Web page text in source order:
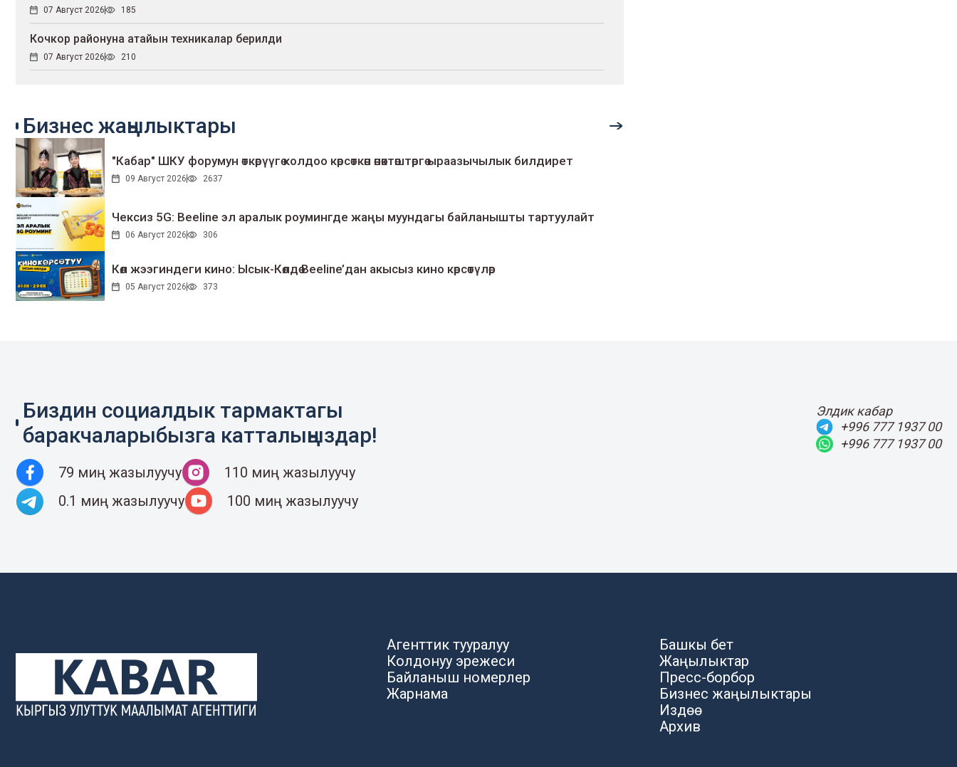
07 Август 2026 185
Кочкор районуна атайын техникалар берилди
07 Август 2026 210
Бизнес жаңылыктары
"Кабар" ШКУ форумун өткөрүүгө колдоо көрсөткөн өнөктөштөргө ыраазычылык билдирет
09 Август 2026 2637
Чексиз 5G: Beeline эл аралык роумингде жаңы муундагы байланышты тартуулайт
06 Август 2026 306
Көл жээгиндеги кино: Ысык-Көлдө Beeline’дан акысыз кино көрсөтүлөр
05 Август 2026 373
Биздин социалдык тармактагы
баракчаларыбызга катталыңыздар!
79 миң жазылуучу
110 миң жазылуучу
0.1 миң жазылуучу
100 миң жазылуучу
Элдик кабар
+996 777 1937 00
+996 777 1937 00
Агенттик тууралуу
Колдонуу эрежеси
Байланыш номерлер
Жарнама
Башкы бет
Жаңылыктар
Пресс-борбор
Бизнес жаңылыктары
Издөө
Архив